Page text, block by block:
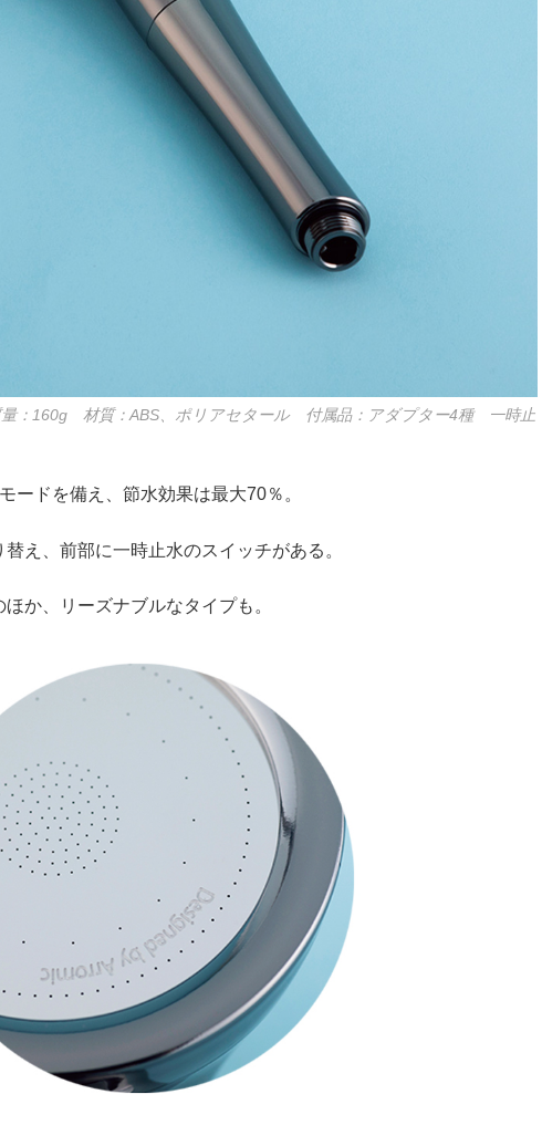
：160g 材質：ABS、ポリアセタール 付属品：アダプター4種 一時止
ードを備え、節水効果は最大70％。
え、前部に一時止水のスイッチがある。
か、リーズナブルなタイプも。